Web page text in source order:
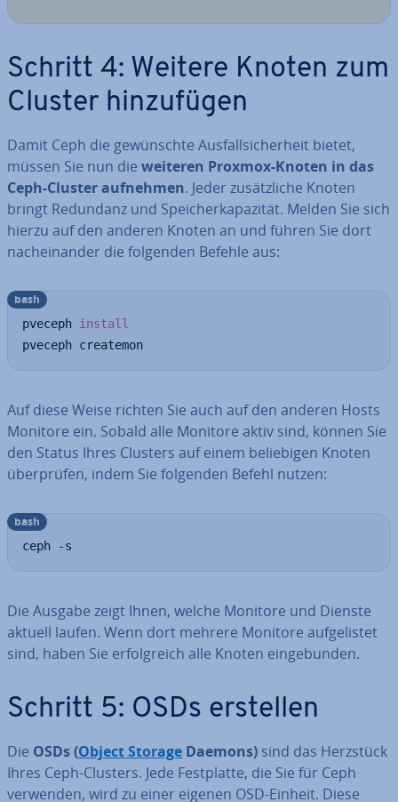
Schritt 4: Weitere Knoten zum
Cluster hin­zu­fü­gen
Damit Ceph die ge­wünsch­te Aus­fall­si­cher­heit bietet,
müssen Sie nun die weiteren Proxmox-Knoten in das
Ceph-Cluster aufnehmen. Jeder zu­sätz­li­che Knoten
bringt Redundanz und Spei­cher­ka­pa­zi­tät. Melden Sie sich
hierzu auf den anderen Knoten an und führen Sie dort
nach­ein­an­der die folgenden Befehle aus:
pveceph install
pveceph createmon
bash
Auf diese Weise richten Sie auch auf den anderen Hosts
Monitore ein. Sobald alle Monitore aktiv sind, können Sie
den Status Ihres Clusters auf einem be­lie­bi­gen Knoten
über­prü­fen, indem Sie folgenden Befehl nutzen:
ceph -s
bash
Die Ausgabe zeigt Ihnen, welche Monitore und Dienste
aktuell laufen. Wenn dort mehrere Monitore auf­ge­lis­tet
sind, haben Sie er­folg­reich alle Knoten ein­ge­bun­den.
Schritt 5: OSDs erstellen
Die OSDs (Object Storage Daemons) sind das Herzstück
Ihres Ceph-Clusters. Jede Fest­plat­te, die Sie für Ceph
verwenden, wird zu einer eigenen OSD-Einheit. Diese